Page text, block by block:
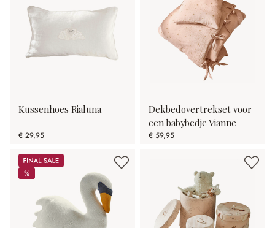
Kussenhoes Rialuna
€ 29,95
Dekbedovertrekset voor
een babybedje Vianne
€ 59,95
Sale
%
%